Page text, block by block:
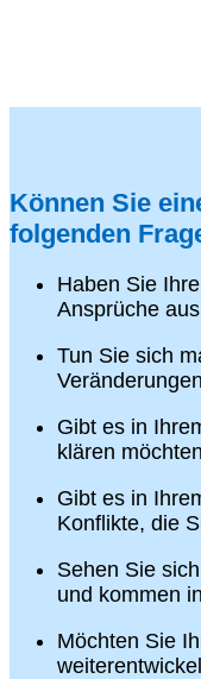
Können Sie
folgenden
Haben Sie
Ansprüche
Tun Sie sich
Gibt es in
klären
Gibt es in
Konflikte, die
Sehen Sie
und kommen
Möchten Sie